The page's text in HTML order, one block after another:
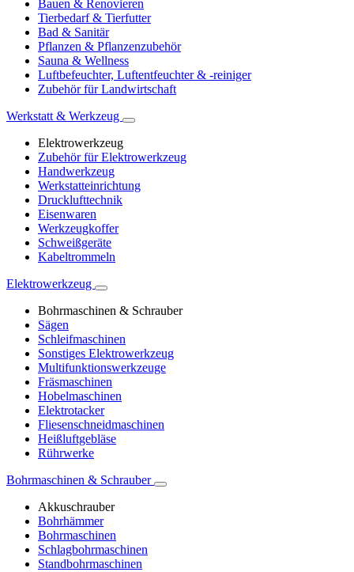
Bauen & Renovieren
Tierbedarf & Tierfutter
Bad & Sanitär
Pflanzen & Pflanzenzubehör
Sauna & Wellness
Luftbefeuchter, Luftentfeuchter & -reiniger
Zubehör für Landwirtschaft
Werkstatt & Werkzeug
Elektrowerkzeug
Zubehör für Elektrowerkzeug
Handwerkzeug
Werkstatteinrichtung
Drucklufttechnik
Eisenwaren
Werkzeugkoffer
Schweißgeräte
Kabeltrommeln
Elektrowerkzeug
Bohrmaschinen & Schrauber
Sägen
Schleifmaschinen
Sonstiges Elektrowerkzeug
Multifunktionswerkzeuge
Fräsmaschinen
Hobelmaschinen
Elektrotacker
Fliesenschneidmaschinen
Heißluftgebläse
Rührwerke
Bohrmaschinen & Schrauber
Akkuschrauber
Bohrhämmer
Bohrmaschinen
Schlagbohrmaschinen
Standbohrmaschinen